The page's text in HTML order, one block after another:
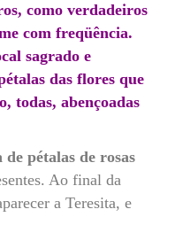
como verdadeiros
com freqüência.
sagrado e
das flores que
todas, abençoadas
de pétalas de rosas
Ao final da
a Teresita, e